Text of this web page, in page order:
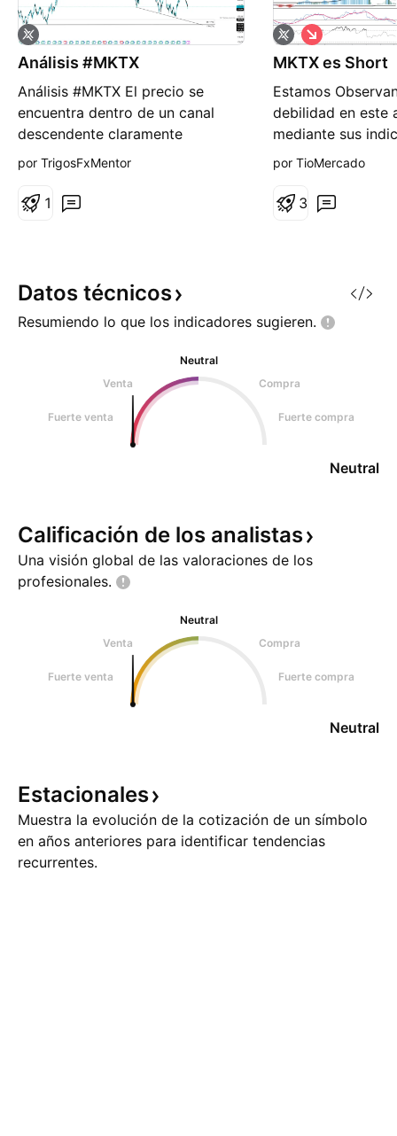
Análisis #MKTX
Análisis #MKTX El precio se
encuentra dentro de un canal
descendente claramente
definido, acercándose a la base
una zona potencial de soporte o
indicando una posible conf
por TrigosFxMentor
1
MKTX es Short
Estamos
debilidad en este
mediante sus
action. Por Que?
con el SP500
Observamos el
vemos una c
C
o
r
o
por TioMercado
3
Datos técnicos
Resumiendo lo que los indicadores sugieren.
Neutral
Venta
Compra
Fuerte venta Fuerte compra
Neutral
Calificación de los analistas
Una visión global de las valoraciones de los
profesionales.
Neutral
Venta
Compra
Fuerte venta Fuerte compra
Neutral
Estacionales
Muestra la evolución de la cotización de un símbolo
en años anteriores para identificar tendencias
recurrentes.